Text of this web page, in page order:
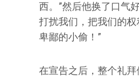
西。”然后他换了口气
打扰我们，把我们的
卑鄙的小偷！”
在宣告之后，整个礼